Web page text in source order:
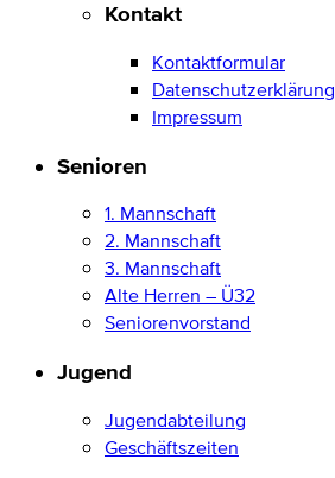
Kontakt
Kontaktformular
Datenschutzerklärung
Impressum
Senioren
1. Mannschaft
2. Mannschaft
3. Mannschaft
Alte Herren – Ü32
Seniorenvorstand
Jugend
Jugendabteilung
Geschäftszeiten